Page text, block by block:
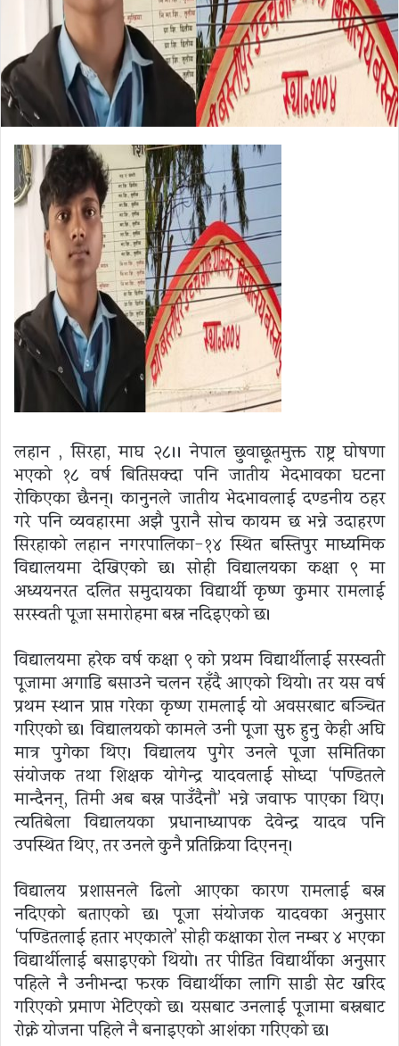
लहान , सिरहा, माघ २८।। नेपाल छुवाछूतमुक्त राष्ट्र घोषणा
भएको १८ वर्ष बितिसक्दा पनि जातीय भेदभावका घटना
रोकिएका छैनन्। कानुनले जातीय भेदभावलाई दण्डनीय ठहर
गरे पनि व्यवहारमा अझै पुरानै सोच कायम छ भन्ने उदाहरण
सिरहाको लहान नगरपालिका-१४ स्थित बस्तिपुर माध्यमिक
विद्यालयमा देखिएको छ। सोही विद्यालयका कक्षा ९ मा
अध्ययनरत दलित समुदायका विद्यार्थी कृष्ण कुमार रामलाई
सरस्वती पूजा समारोहमा बस्न नदिइएको छ।
विद्यालयमा हरेक वर्ष कक्षा ९ को प्रथम विद्यार्थीलाई सरस्वती
पूजामा अगाडि बसाउने चलन रहँदै आएको थियो। तर यस वर्ष
प्रथम स्थान प्राप्त गरेका कृष्ण रामलाई यो अवसरबाट बञ्चित
गरिएको छ। विद्यालयको कामले उनी पूजा सुरु हुनु केही अघि
मात्र पुगेका थिए। विद्यालय पुगेर उनले पूजा समितिका
संयोजक तथा शिक्षक योगेन्द्र यादवलाई सोध्दा ‘पण्डितले
मान्दैनन्, तिमी अब बस्न पाउँदैनौ’ भन्ने जवाफ पाएका थिए।
त्यतिबेला विद्यालयका प्रधानाध्यापक देवेन्द्र यादव पनि
उपस्थित थिए, तर उनले कुनै प्रतिक्रिया दिएनन्।
विद्यालय प्रशासनले ढिलो आएका कारण रामलाई बस्न
नदिएको बताएको छ। पूजा संयोजक यादवका अनुसार
‘पण्डितलाई हतार भएकाले’ सोही कक्षाका रोल नम्बर ४ भएका
विद्यार्थीलाई बसाइएको थियो। तर पीडित विद्यार्थीका अनुसार
पहिले नै उनीभन्दा फरक विद्यार्थीका लागि साडी सेट खरिद
गरिएको प्रमाण भेटिएको छ। यसबाट उनलाई पूजामा बस्नबाट
रोक्ने योजना पहिले नै बनाइएको आशंका गरिएको छ।